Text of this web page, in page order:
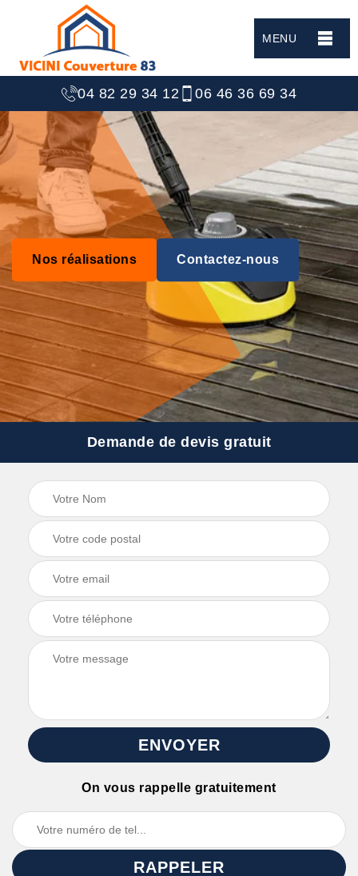
MENU
04 82 29 34 12 06 46 36 69 34
Nos réalisations Contactez-nous
Demande de devis gratuit
On vous rappelle gratuitement